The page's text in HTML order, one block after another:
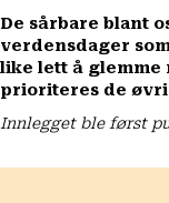
De sårbare blant
verdensdager
like lett å glemme
prioriteres de
Innlegget ble først